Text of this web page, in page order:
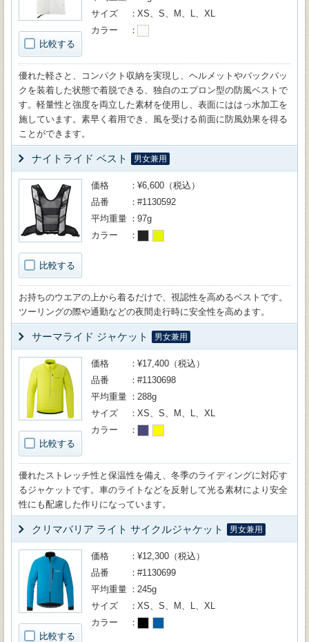
比較する
サイズ
XS、S、M、L、XL
カラー
優れた軽さと、コンパクト収納を実現し、ヘルメットやバックパッ
クを装着した状態で着脱できる、独自のエプロン型の防風ベストで
す。軽量性と強度を両立した素材を使用し、表面にははっ水加工を
施しています。素早く着用でき、風を受ける前面に防風効果を得る
ことができます。
ナイトライド ベスト 男女兼用
比較する
価格
¥6,600（税込）
品番
#1130592
平均重量
97g
カラー
お持ちのウエアの上から着るだけで、視認性を高めるベストです。
ツーリングの際や通勤などの夜間走行時に安全性を高めます。
サーマライド ジャケット 男女兼用
比較する
価格
¥17,400（税込）
品番
#1130698
平均重量
288g
サイズ
XS、S、M、L、XL
カラー
優れたストレッチ性と保温性を備え、冬季のライディングに対応す
るジャケットです。車のライトなどを反射して光る素材により安全
性にも配慮した作りになっています。
クリマバリア ライト サイクルジャケット 男女兼用
比較する
価格
¥12,300（税込）
品番
#1130699
平均重量
245g
サイズ
XS、S、M、L、XL
カラー